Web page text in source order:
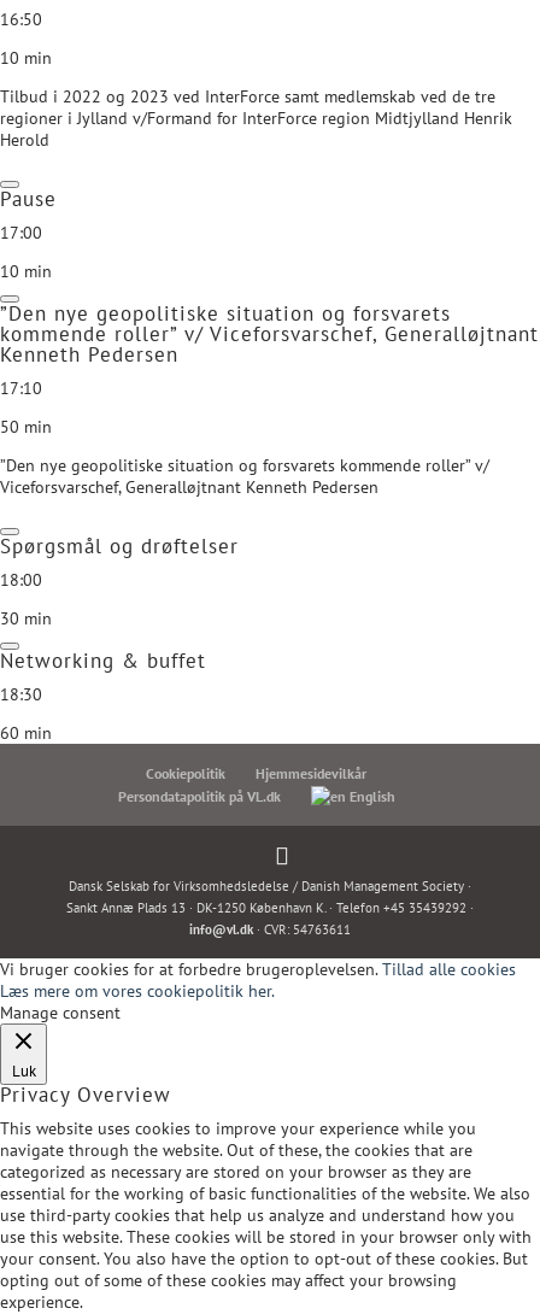
16:50
10 min
Tilbud i 2022 og 2023 ved InterForce samt medlemskab ved de tre
regioner i Jylland v/Formand for InterForce region Midtjylland Henrik
Herold
Pause
17:00
10 min
”Den nye geopolitiske situation og forsvarets
kommende roller” v/ Viceforsvarschef, Generalløjtnant
Kenneth Pedersen
17:10
50 min
”Den nye geopolitiske situation og forsvarets kommende roller” v/
Viceforsvarschef, Generalløjtnant Kenneth Pedersen
Spørgsmål og drøftelser
18:00
30 min
Networking & buffet
18:30
60 min
Cookiepolitik
Hjemmesidevilkår
Persondatapolitik på VL.dk
English
Dansk Selskab for Virksomhedsledelse / Danish Management Society ·
Sankt Annæ Plads 13 · DK-1250 København K. · Telefon +45 35439292 ·
info@vl.dk· CVR: 54763611
Vi bruger cookies for at forbedre brugeroplevelsen.Tillad alle cookies
Læs mere om vores cookiepolitik her.
Manage consent
Luk
Privacy Overview
This website uses cookies to improve your experience while you
navigate through the website. Out of these, the cookies that are
categorized as necessary are stored on your browser as they are
essential for the working of basic functionalities of the website. We also
use third-party cookies that help us analyze and understand how you
use this website. These cookies will be stored in your browser only with
your consent. You also have the option to opt-out of these cookies. But
opting out of some of these cookies may affect your browsing
experience.